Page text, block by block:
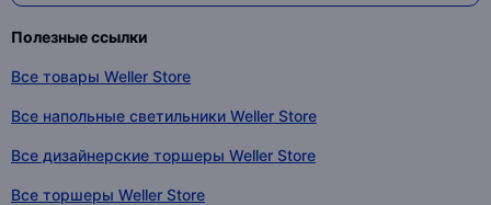
Полезные ссылки
Все товары Weller Store
Все напольные светильники Weller Store
Все дизайнерские торшеры Weller Store
Все торшеры Weller Store